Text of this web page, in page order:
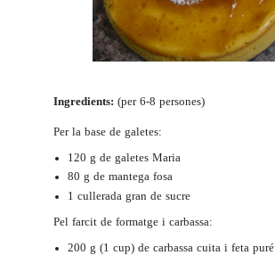
Ingredients: (per 6-8 persones)
Per la base de galetes:
120 g de galetes Maria
80 g de mantega fosa
1 cullerada gran de sucre
Pel farcit de formatge i carbassa:
200 g (1 cup) de carbassa cuita i feta puré